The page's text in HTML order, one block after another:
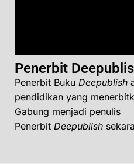
Penerbit
Penerbit Buku Deepublish
pendidikan yang
Gabung menjadi penulis
Penerbit Deepublish